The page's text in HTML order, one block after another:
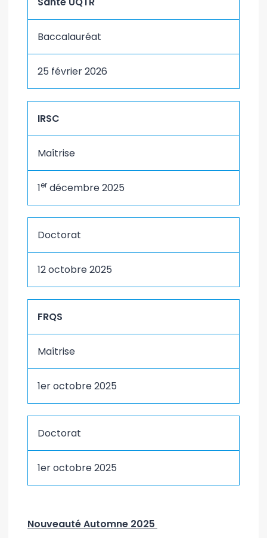
Baccalauréat
25 février 2026
IRSC
Maîtrise
1er décembre 2025
Doctorat
12 octobre 2025
FRQS
Maîtrise
1er octobre 2025
Doctorat
1er octobre 2025
Nouveauté Automne 2025